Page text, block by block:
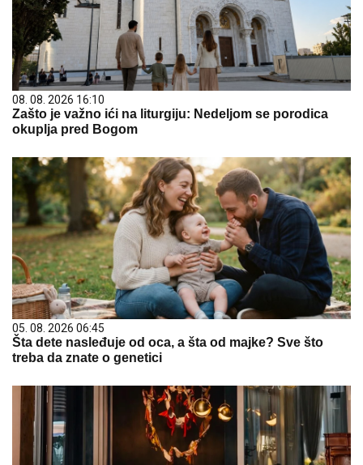
08. 08. 2026 16:10
Zašto je važno ići na liturgiju: Nedeljom se porodica
okuplja pred Bogom
05. 08. 2026 06:45
Šta dete nasleđuje od oca, a šta od majke? Sve što
treba da znate o genetici